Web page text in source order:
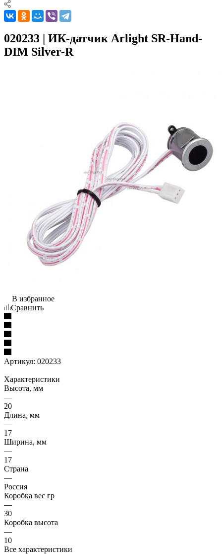
020233 | ИК-датчик Arlight SR-Hand-
DIM Silver-R
В избранное
Сравнить
Артикул: 020233
Характеристики
Высота, мм
—
20
Длина, мм
—
17
Ширина, мм
—
17
Страна
—
Россия
Коробка вес гр
—
30
Коробка высота
—
10
Все характеристики